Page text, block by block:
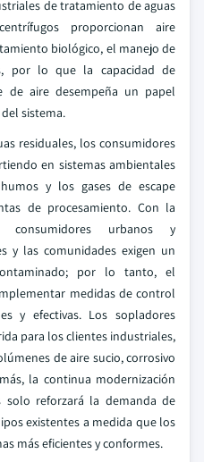
de tratamiento de aguas
proporcionan aire
biológico, el manejo de
por lo que la capacidad de
de aire desempeña un papel
sistema.
residuales, los consumidores
en sistemas ambientales
y los gases de escape
de procesamiento. Con la
consumidores urbanos y
y las comunidades exigen un
por lo tanto, el
medidas de control
y efectivas. Los sopladores
para los clientes industriales,
de aire sucio, corrosivo
la continua modernización
solo reforzará la demanda de
existentes a medida que los
más eficientes y conformes.